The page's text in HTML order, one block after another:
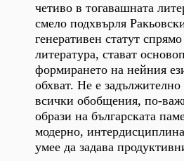
четиво в тогавашната
смело подхвърля
генеративен статут
литература, стават
формирането на нейния
обхват. Не е задължително
всички обобщения, по-
образи на българската
модерно,
умее да задава